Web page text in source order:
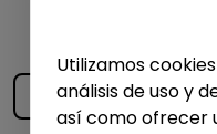
Utilizamos
análisis de uso y
así como ofrecer